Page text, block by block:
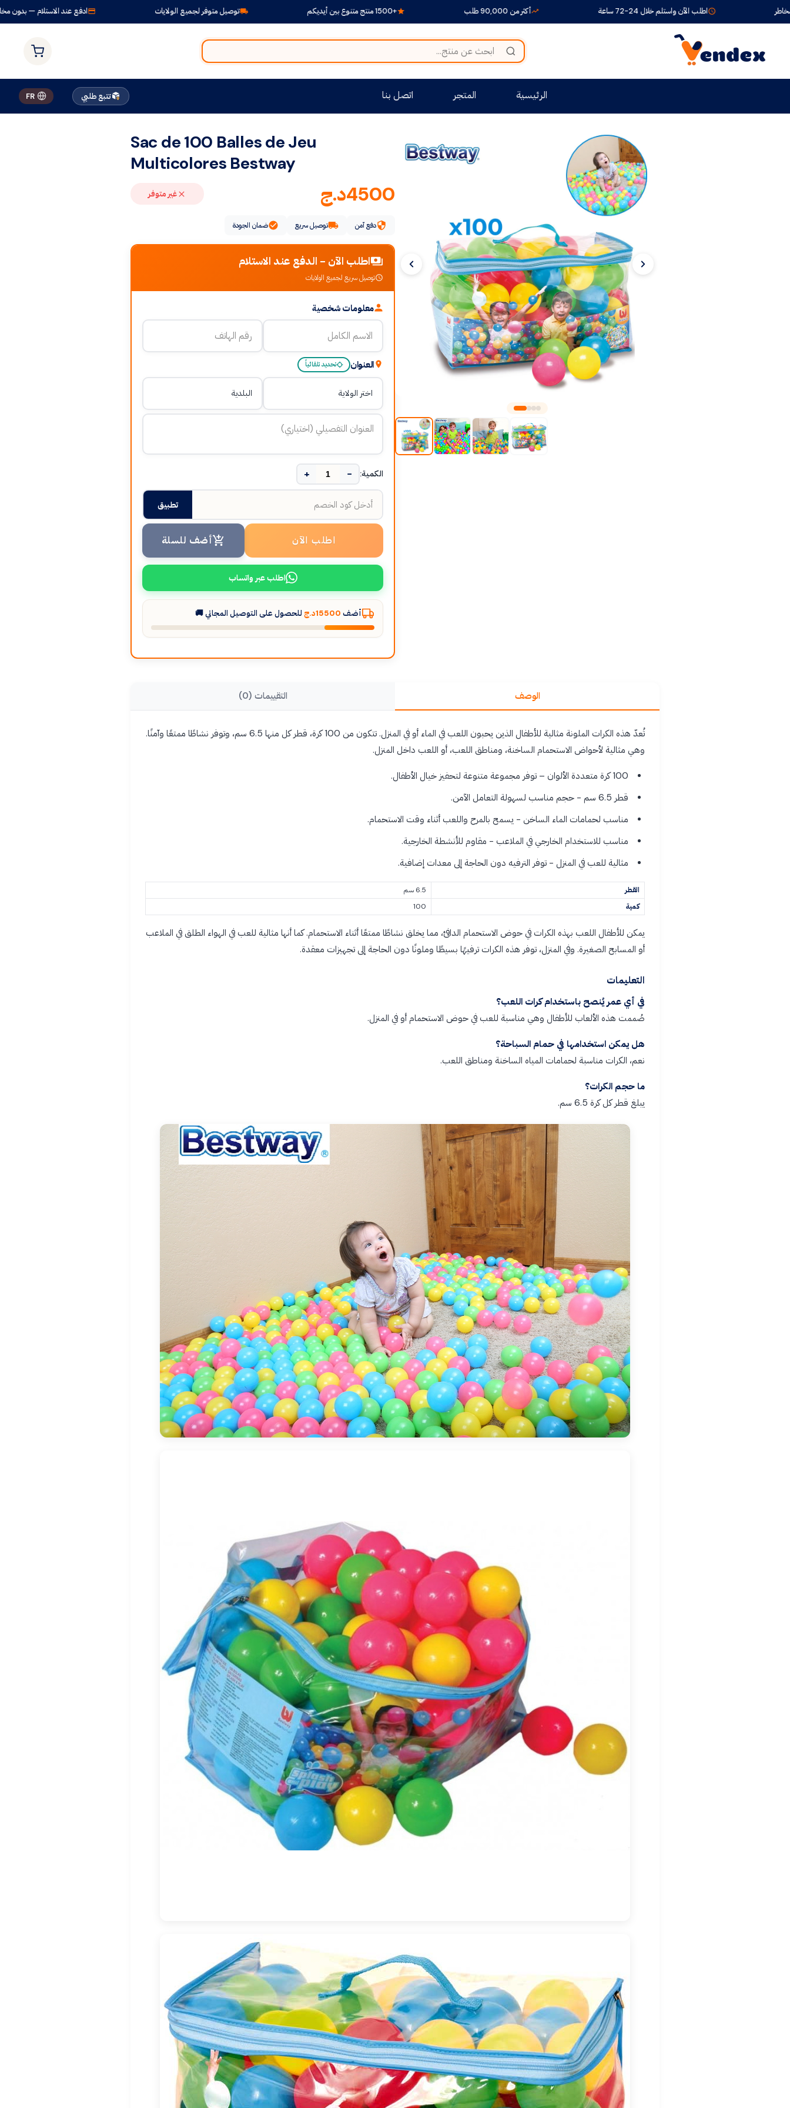
ادفع عند الاستلام — بدون مخاطر توصيل متوفر لجميع الولايات اطلب الآن واستلم خلال 24-72 ساعة
الرئيسية المتجر اتصل بنا تتبع طلبي FR
Sac de 100 Balles de Jeu
Multicolores Bestway
4500د.ج غير متوفر
دفع آمن توصيل سريع ضمان الجودة
اطلب الآن - الدفع عند الاستلام
توصيل سريع لجميع الولايات
معلومات شخصية
العنوان تحديد تلقائياً
الكمية: −
+
تطبيق
اطلب الآن أضف للسلة
اطلب عبر واتساب
أضف 15500د.ج للحصول على التوصيل المجاني 🚚
الوصف التقييمات (0)
تُعدّ هذه الكرات الملونة مثالية للأطفال الذين يحبون اللعب في الماء أو في المنزل. تتكون من 100 كرة، قطر كل منها 6.5 سم، وتوفر نشاطًا ممتعًا وآمنًا.
وهي مثالية لأحواض الاستحمام الساخنة، ومناطق اللعب، أو اللعب داخل المنزل.
100 كرة متعددة الألوان – توفر مجموعة متنوعة لتحفيز خيال الأطفال.
قطر 6.5 سم - حجم مناسب لسهولة التعامل الآمن.
مناسب لحمامات الماء الساخن - يسمح بالمرح واللعب أثناء وقت الاستحمام.
مناسب للاستخدام الخارجي في الملاعب - مقاوم للأنشطة الخارجية.
مثالية للعب في المنزل - توفر الترفيه دون الحاجة إلى معدات إضافية.
القطر
6.5 سم
كمية
100
يمكن للأطفال اللعب بهذه الكرات في حوض الاستحمام الدافئ، مما يخلق نشاطًا ممتعًا أثناء الاستحمام. كما أنها مثالية للعب في الهواء الطلق في الملاعب
أو المسابح الصغيرة. وفي المنزل، توفر هذه الكرات ترفيهًا بسيطًا وملونًا دون الحاجة إلى تجهيزات معقدة.
التعليمات
في أي عمر يُنصح باستخدام كرات اللعب؟
صُممت هذه الألعاب للأطفال وهي مناسبة للعب في حوض الاستحمام أو في المنزل.
هل يمكن استخدامها في حمام السباحة؟
نعم، الكرات مناسبة لحمامات المياه الساخنة ومناطق اللعب.
ما حجم الكرات؟
يبلغ قطر كل كرة 6.5 سم.